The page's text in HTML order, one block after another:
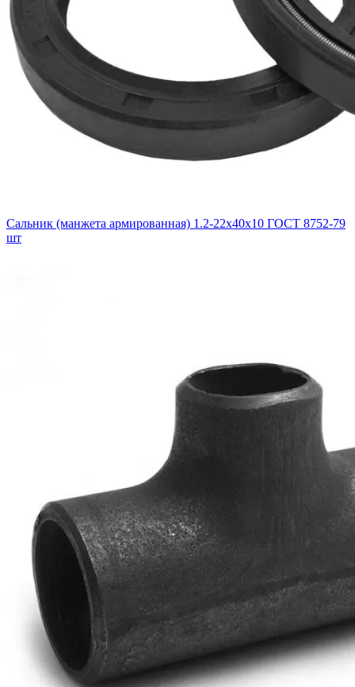
Сальник (манжета армированная) 1.2-22х40х10 ГОСТ 8752-79
шт